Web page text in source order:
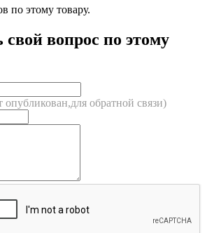
по этому товару.
свой вопрос по этому
опубликован,для обратной связи)